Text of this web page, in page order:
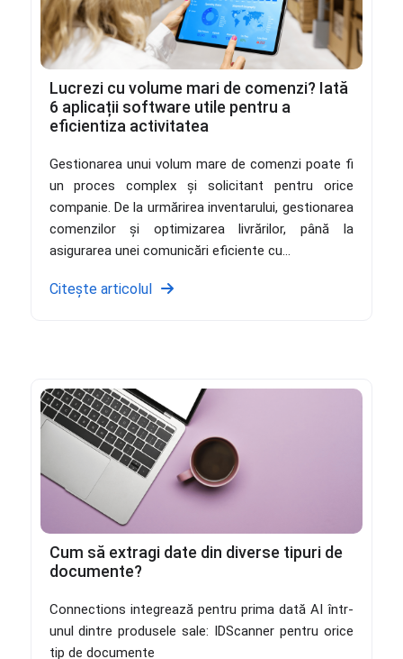
Lucrezi cu volume mari de comenzi? Iată
6 aplicații software utile pentru a
eficientiza activitatea
Gestionarea unui volum mare de comenzi poate fi
un proces complex și solicitant pentru orice
companie. De la urmărirea inventarului, gestionarea
comenzilor și optimizarea livrărilor, până la
asigurarea unei comunicări eficiente cu...
Citește articolul
Cum să extragi date din diverse tipuri de
documente?
Connections integrează pentru prima dată AI într-
unul dintre produsele sale: IDScanner pentru orice
tip de documente